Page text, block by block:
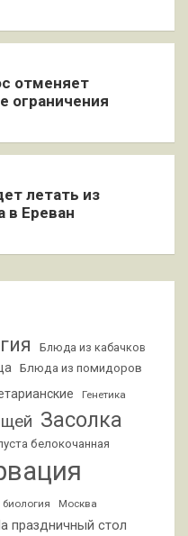
отменяет
ограничения
летать из
в Ереван
Блюда из кабачков
Блюда из помидоров
Генетика
Засолка
белокочанная
Москва
праздничный стол